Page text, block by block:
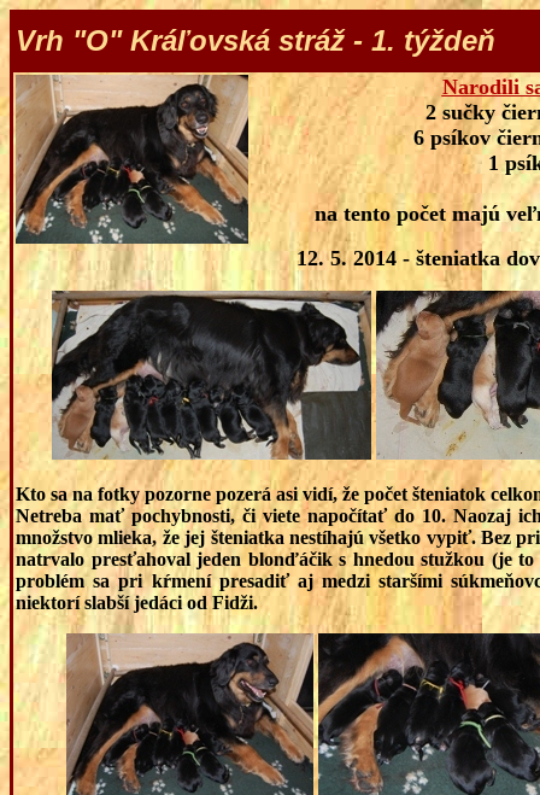
Vrh "O" Kráľovská stráž - 1. týždeň
Narodili
2 sučky
6 psíkov
1
na tento počet majú
12. 5. 2014 - šteniatka
Kto sa na fotky pozorne pozerá asi vidí, že počet šteniatok
Netreba mať pochybnosti, či viete napočítať do 10. Naozaj
množstvo mlieka, že jej šteniatka nestíhajú všetko vypiť. Bez
natrvalo presťahoval jeden blonďáčik s hnedou stužkou (je
problém sa pri kŕmení presadiť aj medzi staršími
niektorí slabší jedáci od Fidži.